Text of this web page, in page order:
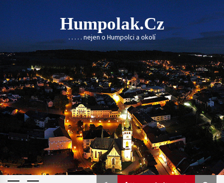
Skip
to
content
Humpolak.cz
. . . . . nejen o Humpolci a okolí